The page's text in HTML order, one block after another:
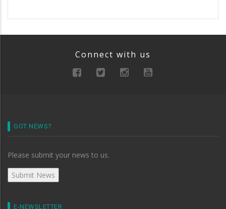
Connect with us
GOT NEWS?
Please submit your news to us.
E-NEWSLETTER